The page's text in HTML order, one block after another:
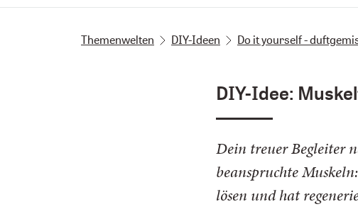
Themenwelten DIY-Ideen Do it yourself -
DIY-Idee:
Dein treuer Begleiter
beanspruchte
lösen und hat